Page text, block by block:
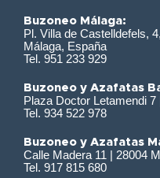
Buzoneo Málaga:
Pl. Villa de Castelldefels,
Málaga, España
Tel. 951 233 929
Buzoneo y Azafatas
Plaza Doctor Letamendi
Tel. 934 522 978
Buzoneo y Azafatas
Calle Madera 11 | 28004
Tel. 917 815 680